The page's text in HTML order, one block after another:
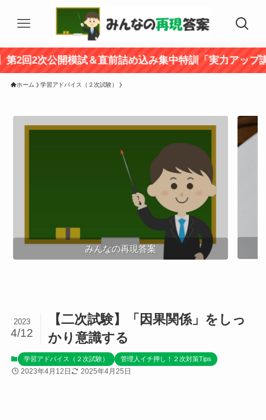
開模試＆直前詰め込み集中特訓「実力アップ講座」好評
ホーム 学習アドバイス（２次試験）
みんなの再現答案
【二次試験】「因果関係」をしっ
かり意識する
2023
4/12
学習アドバイス（２次試験） 管理人イチ押し！２次対策Tips
2023年4月12日 2025年4月25日